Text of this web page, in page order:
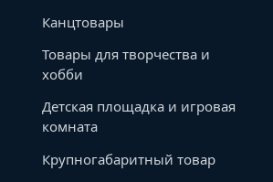
Канцтовары
Товары для творчества и
хобби
Детская площадка и игровая
комната
Крупногабаритный товар